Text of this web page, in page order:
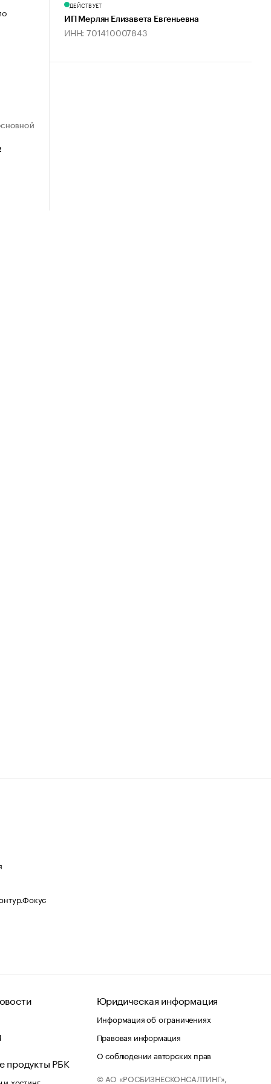
ДЕЙСТВУЕТ
ИП Мерлян Елизавета Евгеньевна
ИНН: 701410007843
продукты РБК
хостинг
Юридическая информация
Информация об ограничениях
Правовая информация
О соблюдении авторских прав
© АО «РОСБИЗНЕСКОНСАЛТИНГ»,